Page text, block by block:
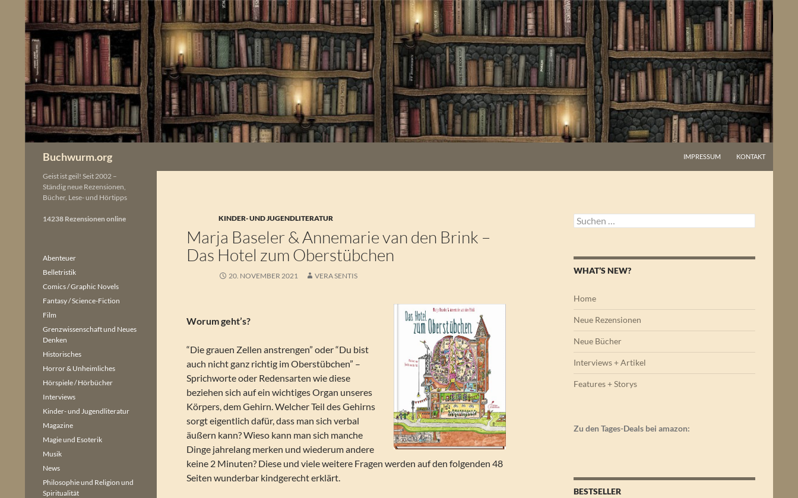
springen
Buchwurm.org IMPRESSUM KONTAKT
KINDER- UND JUGENDLITERATUR
Marja Baseler & Annemarie van den Brink –
Das Hotel zum Oberstübchen
20. NOVEMBER 2021 VERA SENTIS
Worum geht’s?
“Die grauen Zellen anstrengen” oder “Du bist
auch nicht ganz richtig im Oberstübchen” –
Sprichworte oder Redensarten wie diese
beziehen sich auf ein wichtiges Organ unseres
Körpers, dem Gehirn. Welcher Teil des Gehirns
sorgt eigentlich dafür, dass man sich verbal
äußern kann? Wieso kann man sich manche
Dinge jahrelang merken und wiederum andere
keine 2 Minuten? Diese und viele weitere Fragen werden auf den folgenden 48
Seiten wunderbar kindgerecht erklärt.
Suchen
nach:
WHAT’S NEW?
Home
Neue Rezensionen
Neue Bücher
Interviews + Artikel
Features + Storys
Zu den Tages-Deals bei amazon:
BESTSELLER
Geist ist geil! Seit 2002 –
Ständig neue Rezensionen,
Bücher, Lese- und Hörtipps
14238 Rezensionen online
Abenteuer
Belletristik
Comics / Graphic Novels
Fantasy / Science-Fiction
Film
Grenzwissenschaft und Neues
Denken
Historisches
Horror & Unheimliches
Hörspiele / Hörbücher
Interviews
Kinder- und Jugendliteratur
Magazine
Magie und Esoterik
Musik
News
Philosophie und Religion und
Spiritualität